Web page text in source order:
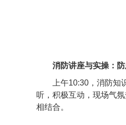
消防讲座与实操：
上午10:30，消防
听，积极互动，现场气
相结合。